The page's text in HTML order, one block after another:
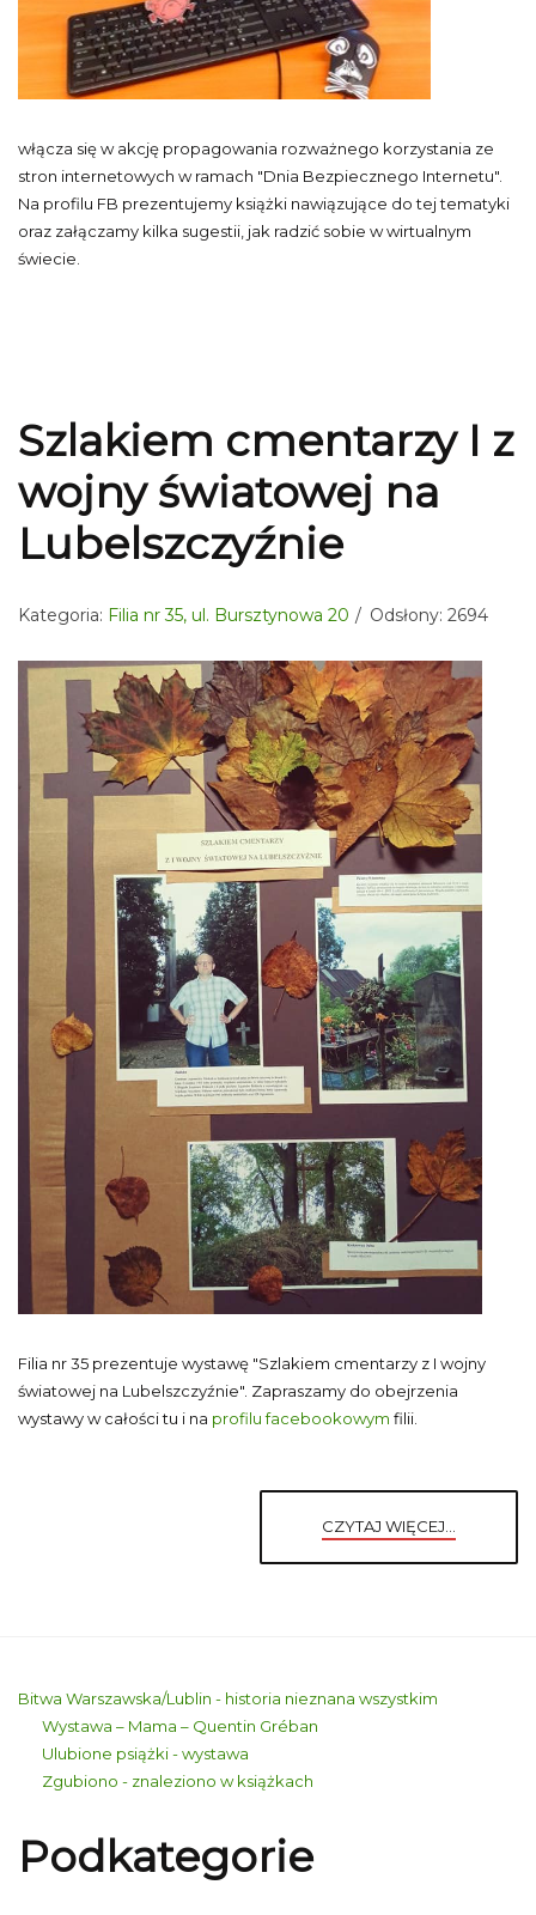
włącza się w akcję propagowania rozważnego korzystania ze
stron internetowych w ramach "Dnia Bezpiecznego Internetu".
Na profilu FB prezentujemy książki nawiązujące do tej tematyki
oraz załączamy kilka sugestii, jak radzić sobie w wirtualnym
świecie.
Szlakiem cmentarzy I z
wojny światowej na
Lubelszczyźnie
Kategoria: Filia nr 35, ul. Bursztynowa 20 Odsłony: 2694
Filia nr 35 prezentuje wystawę "Szlakiem cmentarzy z I wojny
światowej na Lubelszczyźnie". Zapraszamy do obejrzenia
wystawy w całości tu i na profilu facebookowym filii.
CZYTAJ WIĘCEJ...
Bitwa Warszawska/Lublin - historia nieznana wszystkim
Wystawa – Mama – Quentin Gréban
Ulubione psiążki - wystawa
Zgubiono - znaleziono w książkach
Podkategorie